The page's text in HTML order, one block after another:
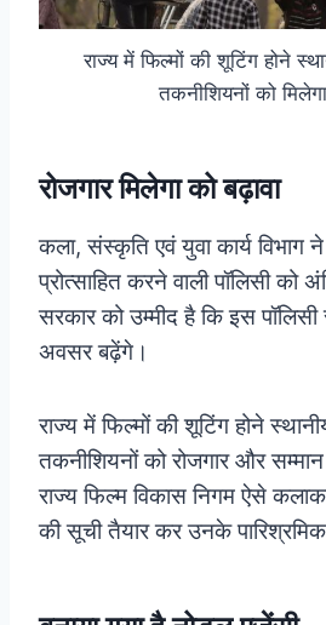
राज्य में फिल्मों की शूटिंग होने
तकनीशियनों को
रोजगार मिलेगा को बढ़ावा
कला, संस्कृति एवं युवा कार्य विभाग ने
प्रोत्साहित करने वाली पॉलिसी को
सरकार को उम्मीद है कि इस
अवसर बढ़ेंगे।
राज्य में फिल्मों की शूटिंग होने
तकनीशियनों को रोजगार और
राज्य फिल्म विकास निगम ऐसे
की सूची तैयार कर उनके पारिश्रमिक